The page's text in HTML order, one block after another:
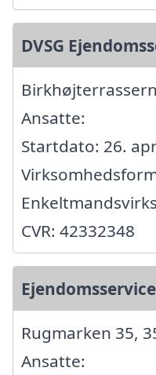
DVSG
Ansatte:
Startdato: 26.
CVR: 42332348
Rugmarken 35,
Ansatte: